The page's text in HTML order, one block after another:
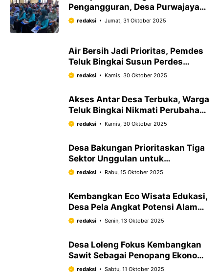
Pengangguran, Desa Purwajaya
Latih Eks Karyawan Tambang Jadi
redaksi Jumat, 31 Oktober 2025
Air Bersih Jadi Prioritas, Pemdes
Teluk Bingkai Susun Perdes
Pengelolaan Pamsimas
redaksi Kamis, 30 Oktober 2025
Akses Antar Desa Terbuka, Warga
Teluk Bingkai Nikmati Perubahan
Besar
redaksi Kamis, 30 Oktober 2025
Desa Bakungan Prioritaskan Tiga
Sektor Unggulan untuk
Penguatan Ekonomi Warga
redaksi Rabu, 15 Oktober 2025
Kembangkan Eco Wisata Edukasi,
Desa Pela Angkat Potensi Alam
dan Budaya Lokal
redaksi Senin, 13 Oktober 2025
Desa Loleng Fokus Kembangkan
Sawit Sebagai Penopang Ekonomi
Warga
redaksi Sabtu, 11 Oktober 2025